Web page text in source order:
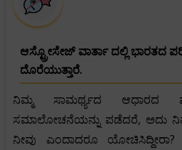
ಆಸ್ಟ್ರೋಸೇಜ್ ವಾರ್ತಾ ದಲ್ಲಿ ಭಾರತದ
ದೊರೆಯುತ್ತಾರೆ.
ನಿಮ್ಮ ಸಾಮರ್ಥ್ಯದ ಆಧಾರದ
ಸಮಾಲೋಚನೆಯನ್ನು ಪಡೆದರೆ, ಅದು
ನೀವು ಎಂದಾದರೂ